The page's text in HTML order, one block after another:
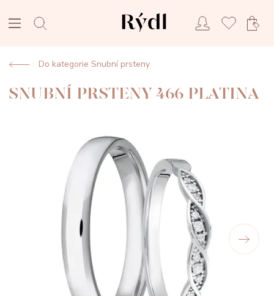
Do kategorie Snubní prsteny
SNUBNÍ PRSTENY 466 PLATINA